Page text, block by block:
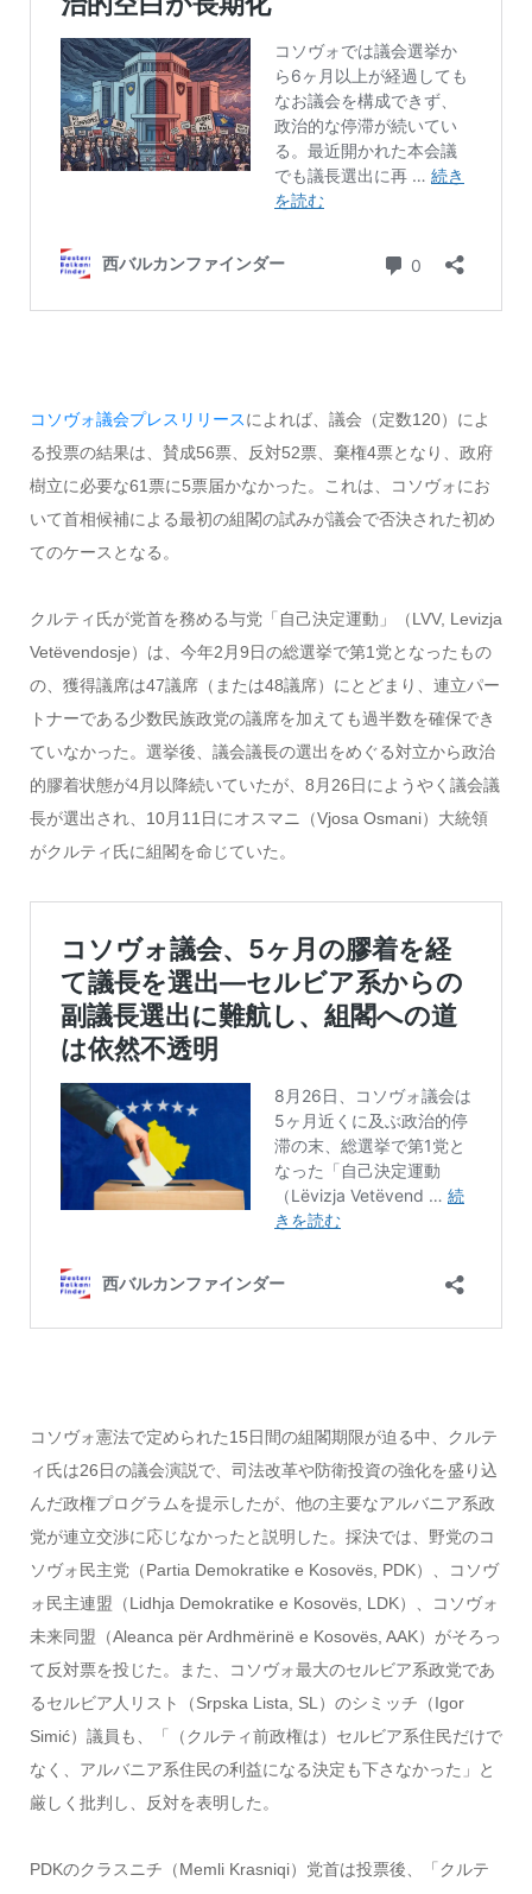
コソヴォ議会プレスリリースによれば、議会（定数120）によ
る投票の結果は、賛成56票、反対52票、棄権4票となり、政府
樹立に必要な61票に5票届かなかった。これは、コソヴォにお
いて首相候補による最初の組閣の試みが議会で否決された初め
てのケースとなる。
クルティ氏が党首を務める与党「自己決定運動」（LVV, Levizja
Vetëvendosje）は、今年2月9日の総選挙で第1党となったもの
の、獲得議席は47議席（または48議席）にとどまり、連立パー
トナーである少数民族政党の議席を加えても過半数を確保でき
ていなかった。選挙後、議会議長の選出をめぐる対立から政治
的膠着状態が4月以降続いていたが、8月26日にようやく議会議
長が選出され、10月11日にオスマニ（Vjosa Osmani）大統領
がクルティ氏に組閣を命じていた。
コソヴォ憲法で定められた15日間の組閣期限が迫る中、クルテ
ィ氏は26日の議会演説で、司法改革や防衛投資の強化を盛り込
んだ政権プログラムを提示したが、他の主要なアルバニア系政
党が連立交渉に応じなかったと説明した。採決では、野党のコ
ソヴォ民主党（Partia Demokratike e Kosovës, PDK）、コソヴ
ォ民主連盟（Lidhja Demokratike e Kosovës, LDK）、コソヴォ
未来同盟（Aleanca për Ardhmërinë e Kosovës, AAK）がそろっ
て反対票を投じた。また、コソヴォ最大のセルビア系政党であ
るセルビア人リスト（Srpska Lista, SL）のシミッチ（Igor
Simić）議員も、「（クルティ前政権は）セルビア系住民だけで
なく、アルバニア系住民の利益になる決定も下さなかった」と
厳しく批判し、反対を表明した。
PDKのクラスニチ（Memli Krasniqi）党首は投票後、「クルテ